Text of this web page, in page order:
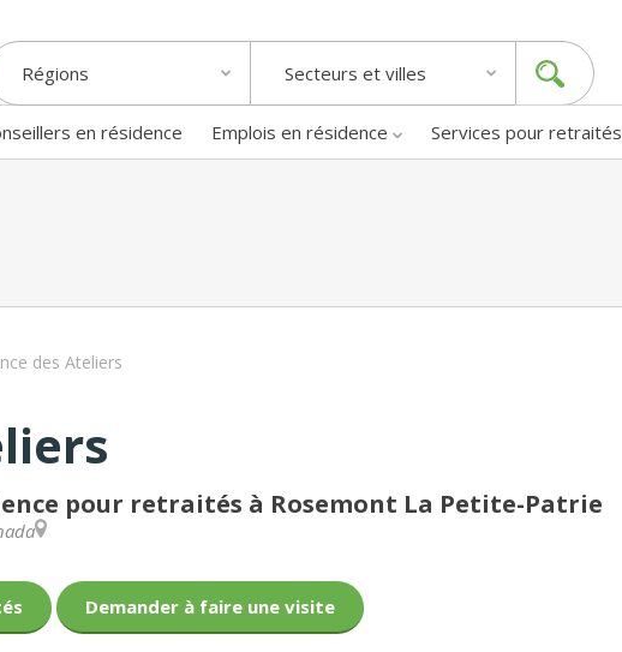
Régions Secteurs et villes
en résidence Emplois en résidence Services pour retraités
des Ateliers
pour retraités à Rosemont La Petite-Patrie
Demander à faire une visite